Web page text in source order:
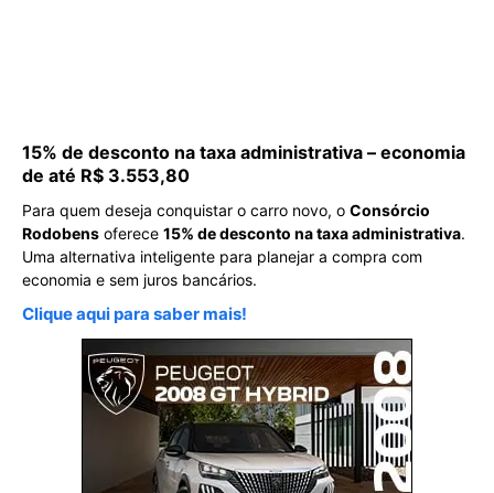
15% de desconto na taxa administrativa – economia
de até R$ 3.553,80
Para quem deseja conquistar o carro novo, o Consórcio
Rodobens oferece 15% de desconto na taxa administrativa.
Uma alternativa inteligente para planejar a compra com
economia e sem juros bancários.
Clique aqui para saber mais!